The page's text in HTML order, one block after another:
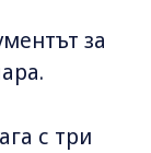
за
с три